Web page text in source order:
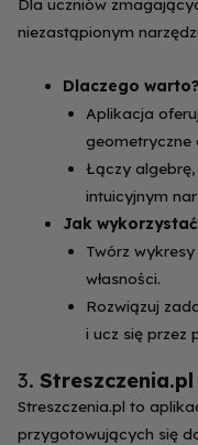
niezastąpionym
Dlaczego warto?
Aplikacja
geometryczne
Łączy
intuicyjnym
Jak
Twórz
własności.
Rozwiązuj
i ucz się przez
3.
Streszczenia.pl to
przygotowujących się